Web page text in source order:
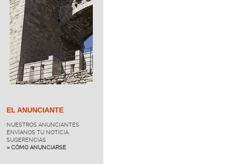
EL ANUNCIANTE
NUESTROS ANUNCIANTES
ENVÍANOS TU NOTICIA
SUGERENCIAS
» CÓMO ANUNCIARSE